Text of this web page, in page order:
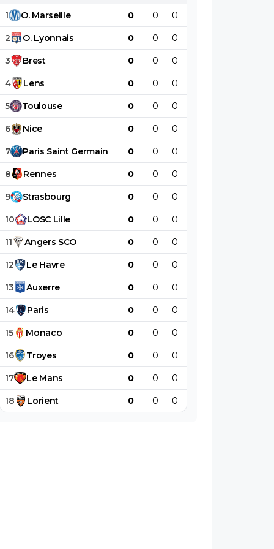
1 O. Marseille 0 0 0
2 O. Lyonnais 0 0 0
3 Brest 0 0 0
4 Lens 0 0 0
5 Toulouse 0 0 0
6 Nice 0 0 0
7 Paris Saint Germain 0 0 0
8 Rennes 0 0 0
9 Strasbourg 0 0 0
10 LOSC Lille 0 0 0
11 Angers SCO 0 0 0
12 Le Havre 0 0 0
13 Auxerre 0 0 0
14 Paris 0 0 0
15 Monaco 0 0 0
16 Troyes 0 0 0
17 Le Mans 0 0 0
18 Lorient 0 0 0